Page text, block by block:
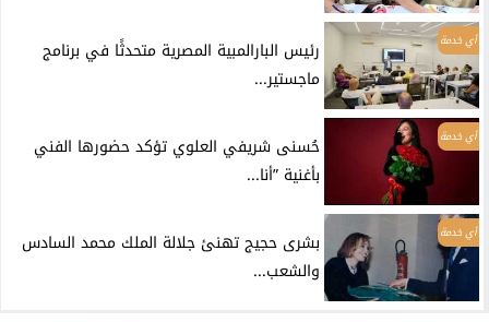
أي خدمة
رئيس البارالمبية المصرية متحدثًا في برنامج
ماجستير...
أي خدمة
حُسنى شريفي العلوي تؤكد حضورها الفني
بأغنية ”أنا...
أي خدمة
بشرى حجيج تهنئ جلالة الملك محمد السادس
والشعب...